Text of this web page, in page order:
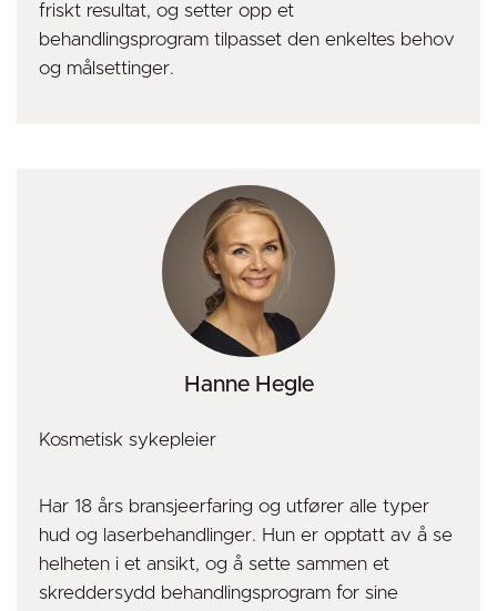
friskt resultat, og setter opp et
behandlingsprogram tilpasset den enkeltes behov
og målsettinger.
Hanne Hegle
Kosmetisk sykepleier
Har 18 års bransjeerfaring og utfører alle typer
hud og laserbehandlinger. Hun er opptatt av å se
helheten i et ansikt, og å sette sammen et
skreddersydd behandlingsprogram for sine